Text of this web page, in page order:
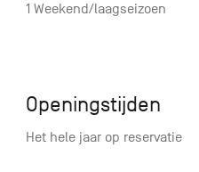
1 Weekend/laagseizoen
Openingstijden
Het hele jaar op reservatie